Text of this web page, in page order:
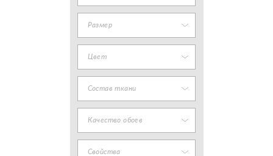
Размер
Цвет
Состав ткани
Качество обоев
Свойства